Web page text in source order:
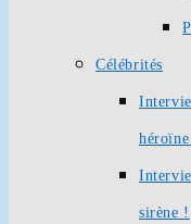
Célébrités
sirène !